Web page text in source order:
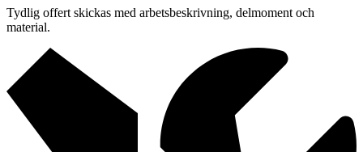
Tydlig offert skickas med arbetsbeskrivning, delmoment och
material.